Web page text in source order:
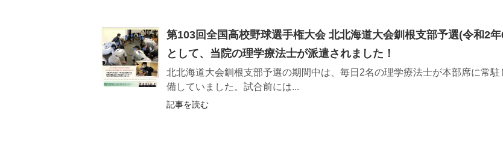
第103回全国高校野球選手権大会 北北海道大会釧根支部予選(令和2
として、当院の理学療法士が派遣されました！
北北海道大会釧根支部予選の期間中は、毎日2名の理学療法士が本部席に常
備していました。試合前には...
記事を読む